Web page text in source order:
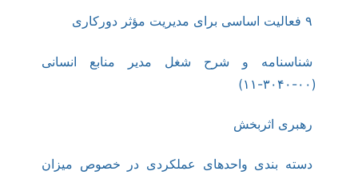
۹ فعالیت اساسی برای مدیریت مؤثر دورکاری
شناسنامه و شرح شغل مدیر منابع انسانی
(۰۰-۳۰۴۰-۱۱)
رهبری اثربخش
دسته بندی واحدهای عملکردی در خصوص میزان